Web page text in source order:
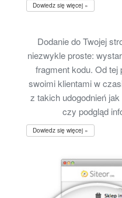
Dowiedz się więcej »
Dodanie do Twojej
niezwykle proste:
fragment kodu. Od
swoimi klientami w
z takich udogodnień
czy podgląd
Dowiedz się więcej »